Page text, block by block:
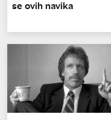
se ovih navika